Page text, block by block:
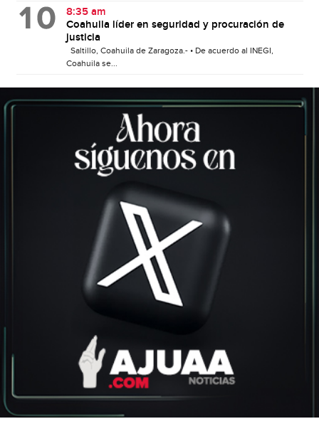
8:35 am
Coahuila líder en seguridad y procuración de
justicia
Saltillo, Coahuila de Zaragoza.- • De acuerdo al INEGI,
Coahuila se...